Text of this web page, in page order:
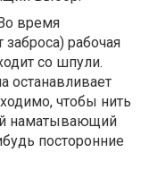
время
рабочая
со шпули.
останавливает
чтобы нить
наматывающий
посторонние